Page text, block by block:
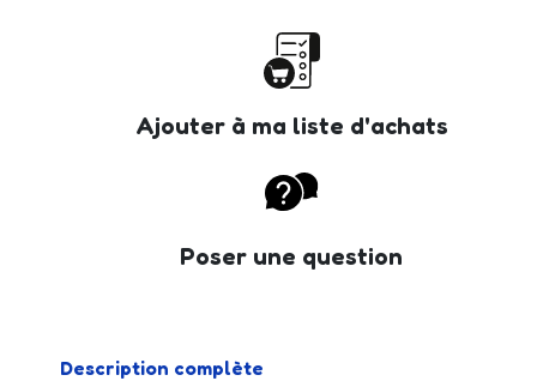
Ajouter à ma liste d'achats
Poser une question
Description complète